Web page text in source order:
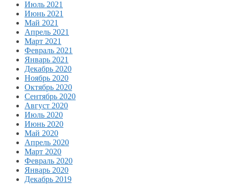
Июль 2021
Июнь 2021
Май 2021
Апрель 2021
Март 2021
Февраль 2021
Январь 2021
Декабрь 2020
Ноябрь 2020
Октябрь 2020
Сентябрь 2020
Август 2020
Июль 2020
Июнь 2020
Май 2020
Апрель 2020
Март 2020
Февраль 2020
Январь 2020
Декабрь 2019